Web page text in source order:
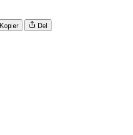
Kopier Del